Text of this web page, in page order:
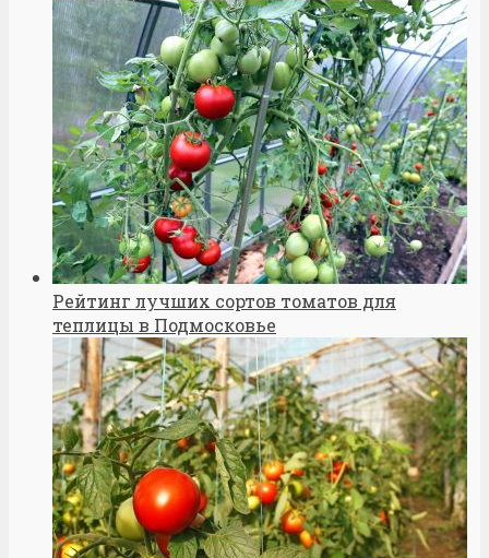
Рейтинг лучших сортов томатов для
теплицы в Подмосковье